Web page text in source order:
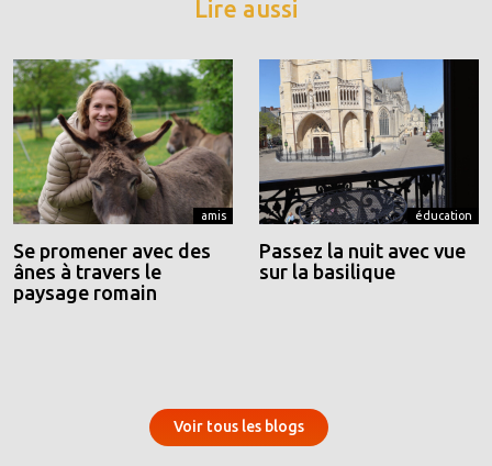
Lire aussi
amis
Se promener avec des
ânes à travers le
paysage romain
éducation
Passez la nuit avec vue
sur la basilique
Voir tous les blogs